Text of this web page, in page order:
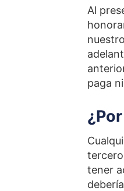
Al
paga
tener